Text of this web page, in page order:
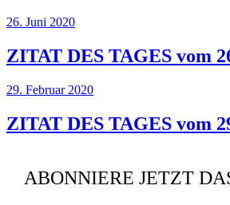
26. Juni 2020
ZITAT DES TAGES vom
29. Februar 2020
ZITAT DES TAGES vom
ABONNIERE JETZT